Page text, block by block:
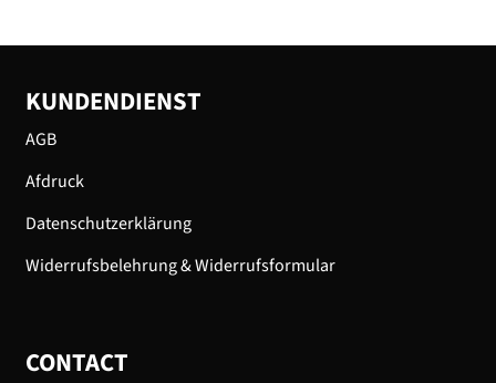
KUNDENDIENST
AGB
Afdruck
Datenschutzerklärung
Widerrufsbelehrung & Widerrufsformular
CONTACT